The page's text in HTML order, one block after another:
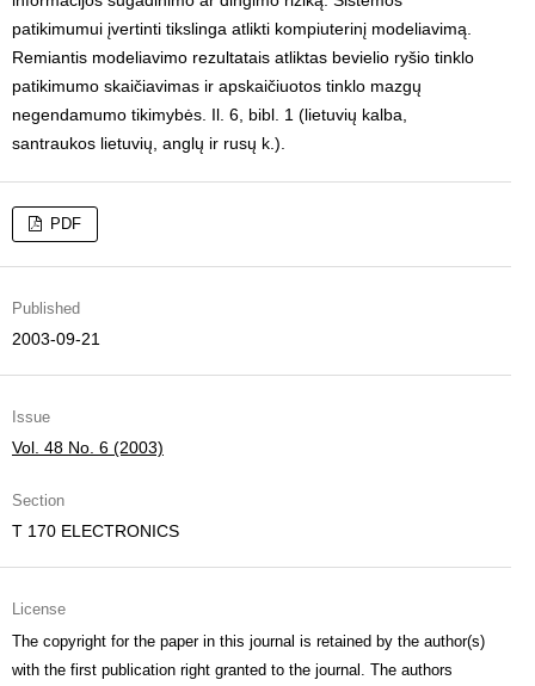
patikimumui įvertinti tikslinga atlikti kompiuterinį modeliavimą.
Remiantis modeliavimo rezultatais atliktas bevielio ryšio tinklo
patikimumo skaičiavimas ir apskaičiuotos tinklo mazgų
negendamumo tikimybės. Il. 6, bibl. 1 (lietuvių kalba,
santraukos lietuvių, anglų ir rusų k.).
PDF
Published
2003-09-21
Issue
Vol. 48 No. 6 (2003)
Section
T 170 ELECTRONICS
License
The copyright for the paper in this journal is retained by the author(s)
with the first publication right granted to the journal. The authors